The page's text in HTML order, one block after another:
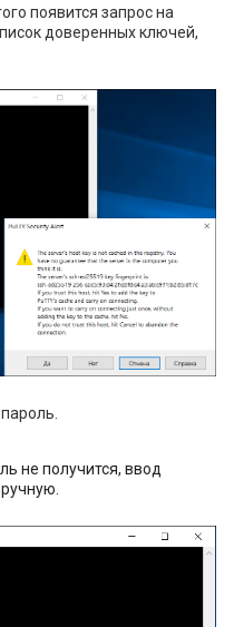
появится запрос на
доверенных ключей,
не получится, ввод